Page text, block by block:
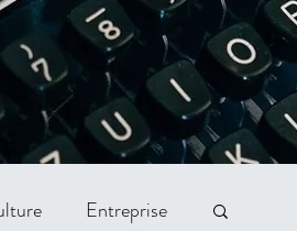
Entreprise